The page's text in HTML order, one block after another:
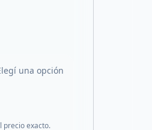
una opción
precio exacto.